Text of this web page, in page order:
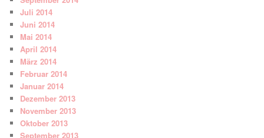
Juli 2014
Juni 2014
Mai 2014
April 2014
März 2014
Februar 2014
Januar 2014
Dezember 2013
November 2013
Oktober 2013
September 2013